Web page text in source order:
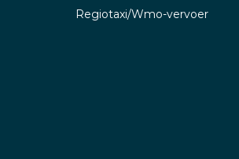
Regiotaxi/Wmo-vervoer